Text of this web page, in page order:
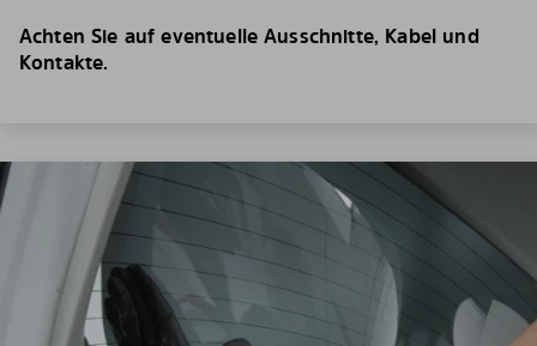
Achten Sie auf eventuelle Ausschnitte, Kabel und
Kontakte.